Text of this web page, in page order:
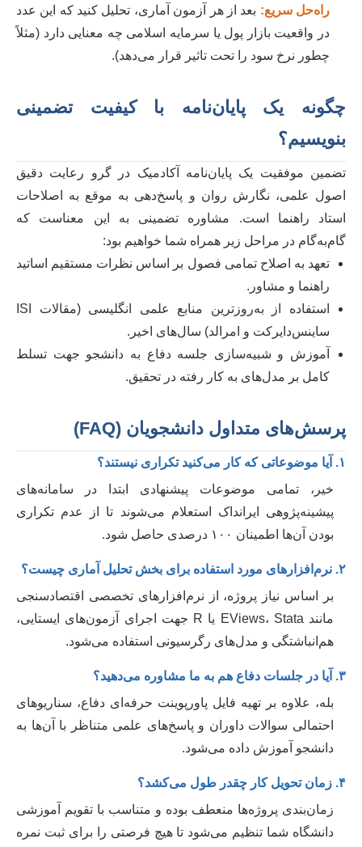
راه‌حل سریع: بعد از هر آزمون آماری، تحلیل کنید که این عدد
در واقعیت بازار پول یا سرمایه اسلامی چه معنایی دارد (مثلاً
چطور نرخ سود را تحت تاثیر قرار می‌دهد).
چگونه یک پایان‌نامه با کیفیت تضمینی
بنویسیم؟
تضمین موفقیت یک پایان‌نامه آکادمیک در گرو رعایت دقیق
اصول علمی، نگارش روان و پاسخ‌دهی به موقع به اصلاحات
استاد راهنما است. مشاوره تضمینی به این معناست که
گام‌به‌گام در مراحل زیر همراه شما خواهیم بود:
تعهد به اصلاح تمامی فصول بر اساس نظرات مستقیم اساتید
راهنما و مشاور.
استفاده از به‌روزترین منابع علمی انگلیسی (مقالات ISI
ساینس‌دایرکت و امرالد) سال‌های اخیر.
آموزش و شبیه‌سازی جلسه دفاع به دانشجو جهت تسلط
کامل بر مدل‌های به کار رفته در تحقیق.
پرسش‌های متداول دانشجویان (FAQ)
۱. آیا موضوعاتی که کار می‌کنید تکراری نیستند؟
خیر، تمامی موضوعات پیشنهادی ابتدا در سامانه‌های
پیشینه‌پژوهی ایرانداک استعلام می‌شوند تا از عدم تکراری
بودن آن‌ها اطمینان ۱۰۰ درصدی حاصل شود.
۲. نرم‌افزارهای مورد استفاده برای بخش تحلیل آماری چیست؟
بر اساس نیاز پروژه، از نرم‌افزارهای تخصصی اقتصادسنجی
مانند EViews، Stata یا R جهت اجرای آزمون‌های ایستایی،
هم‌انباشتگی و مدل‌های رگرسیونی استفاده می‌شود.
۳. آیا در جلسات دفاع هم به ما مشاوره می‌دهید؟
بله، علاوه بر تهیه فایل پاورپوینت حرفه‌ای دفاع، سناریوهای
احتمالی سوالات داوران و پاسخ‌های علمی متناظر با آن‌ها به
دانشجو آموزش داده می‌شود.
۴. زمان تحویل کار چقدر طول می‌کشد؟
زمان‌بندی پروژه‌ها منعطف بوده و متناسب با تقویم آموزشی
دانشگاه شما تنظیم می‌شود تا هیچ فرصتی را برای ثبت نمره